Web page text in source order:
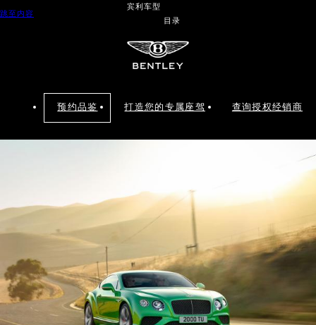
跳至内容
宾利车型
目录
预约品鉴 打造您的专属座驾 查询授权经销商